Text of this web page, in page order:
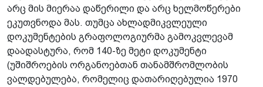
არც მის მიერაა დაწერილი და არც ხელმოწერები
ეკუთვნოდა მას. თუმცა ახლადმიკვლეული
დოკუმენტების გრაფოლოგიურმა გამოკვლევამ
დაადასტურა, რომ 140-ზე მეტი დოკუმენტი
(უშიშროების ორგანოებთან თანამშრომლობის
ვალდებულება, რომელიც დათარიღებულია 1970